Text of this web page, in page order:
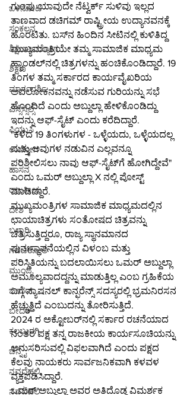
ಒಳನೋಟ
ಸಂಕಲನ
ಶಿಕ್ಷಣ-ಉದ್ಯೋಗ
ಶಿಕ್ಷಣ
ಮಾರ್ಗದರ್ಶಿ
ಎಸ್ಸೆಸ್ಸೆಲ್ಸಿ
ಪಿಯುಸಿ
ಉದ್ಯೋಗ
ಹಾಸನ
ರಾಜಕೀಯ
ದೇಶ
ಬಳ್ಳಾರಿ
ಗಡಚಿರೋಲಿ
ಮುಂಬೈ
ಬೀದರ್
ಬೀದರ್
ಕಲಬುರಗಿ
ಚೆನ್ನೈ
ನವದೆಹಲಿ
ನವದೆಹಲಿ
ಗುಂಪು ಯಾವುದೇ ನೆಟ್ವರ್ಕ್ ಸುಳಿವು ಇಲ್ಲದ
ತಾಣವಾದ ಡಚಿಗಮ್ ರಾಷ್ಟ್ರೀಯ ಉದ್ಯಾನವನಕ್ಕೆ
ಹೊರಟಿತು. ಬಸ್‌ನ ಹಿಂದಿನ ಸೀಟಿನಲ್ಲಿ ಕುಳಿತಿದ್ದ
ಮುಖ್ಯಮಂತ್ರಿಯೇ ತಮ್ಮ ಸಾಮಾಜಿಕ ಮಾಧ್ಯಮ
ಹ್ಯಾಂಡಲ್‌ನಲ್ಲಿ ಚಿತ್ರಗಳನ್ನು ಹಂಚಿಕೊಂಡಿದ್ದಾರೆ. 19
ತಿಂಗಳ ತಮ್ಮ ಸರ್ಕಾರದ ಕಾರ್ಯವೈಖರಿಯ
ಅವಲೋಕನವನ್ನು ನಡೆಸುವ ಗುರಿಯನ್ನು ಸಭೆ
ಹೊಂದಿದೆ ಎಂದು ಅಬ್ದುಲ್ಲಾ ಹೇಳಿಕೊಂಡಿದ್ದು
ಇದನ್ನು ಆಫ್-ಸೈಟ್ ಎಂದು ಕರೆದಿದ್ದಾರೆ.
"ಕಳೆದ 19 ತಿಂಗಳುಗಳ - ಒಳ್ಳೆಯದು, ಒಳ್ಳೆಯದಲ್ಲ
ಮತ್ತು ಅವುಗಳ ನಡುವಿನ ಎಲ್ಲವನ್ನೂ
ಪರಿಶೀಲಿಸಲು ನಾವು ಆಫ್-ಸೈಟ್‌ಗೆ ಹೋಗಿದ್ದೇವೆ"
ಎಂದು ಒಮರ್ ಅಬ್ದುಲ್ಲಾ X ನಲ್ಲಿ ಪೋಸ್ಟ್
ಮಾಡಿದ್ದಾರೆ.
ಮುಖ್ಯಮಂತ್ರಿಗಳ ಸಾಮಾಜಿಕ ಮಾಧ್ಯಮದಲ್ಲಿನ
ಛಾಯಾಚಿತ್ರಗಳು ಸಂತೋಷದ ಚಿತ್ರವನ್ನು
ಚಿತ್ರಿಸುತ್ತಿದ್ದರೂ, ರಾಜ್ಯ ಸ್ಥಾನಮಾನದ
ಪುನಃಸ್ಥಾಪನೆಯಲ್ಲಿನ ವಿಳಂಬ ಮತ್ತು
ಪರಿಸ್ಥಿತಿಯನ್ನು ಬದಲಾಯಿಸಲು ಒಮರ್ ಅಬ್ದುಲ್ಲಾ
ಅಮೂಲ್ಯವಾದದ್ದನ್ನು ಮಾಡುತ್ತಿಲ್ಲ ಎಂಬ ಗ್ರಹಿಕೆಯ
ಬಗ್ಗೆ ನ್ಯಾಷನಲ್ ಕಾನ್ಫರೆನ್ಸ್ ಸದಸ್ಯರಲ್ಲಿ ಭ್ರಮನಿರಸನ
ಹೆಚ್ಚುತ್ತಿದೆ ಎಂಬುದನ್ನು ತೋರಿಸುತ್ತಿದೆ.
2024 ರ ಅಕ್ಟೋಬರ್‌ನಲ್ಲಿ ಸರ್ಕಾರ ರಚನೆಯಾದ
ನಂತರ ಪಕ್ಷ ತನ್ನ ರಾಜಕೀಯ ಕಾರ್ಯಸೂಚಿಯನ್ನು
ಅನುಸರಿಸುವಲ್ಲಿ ವಿಫಲವಾಗಿದೆ ಎಂದು ಪಕ್ಷದ
ಕೆಲವು ನಾಯಕರು ಸಾರ್ವಜನಿಕವಾಗಿ ಕಳವಳ
ವ್ಯಕ್ತಪಡಿಸಿದ್ದಾರೆ.
ಒಮರ್ ಅಬ್ದುಲ್ಲಾ ಅವರ ಅತಿದೊಡ್ಡ ವಿಮರ್ಶಕ